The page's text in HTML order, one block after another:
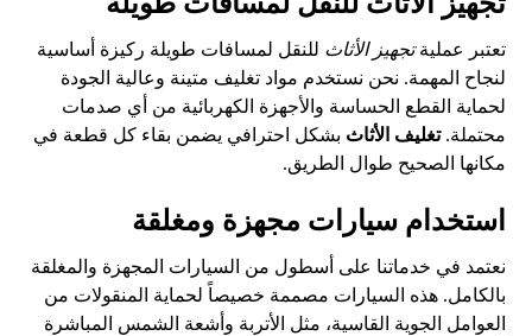
تعتبر عمليةتجهيز الأثاث للنقل لمسافات طويلة ركيزة أساسية
لنجاح المهمة. نحن نستخدم مواد تغليف متينة وعالية الجودة
لحماية القطع الحساسة والأجهزة الكهربائية من أي صدمات
محتملة.تغليف الأثاث بشكل احترافي يضمن بقاء كل قطعة في
مكانها الصحيح طوال الطريق.
استخدام سيارات مجهزة ومغلقة
نعتمد في خدماتنا على أسطول من السيارات المجهزة والمغلقة
بالكامل. هذه السيارات مصممة خصيصاً لحماية المنقولات من
العوامل الجوية القاسية، مثل الأتربة وأشعة الشمس المباشرة